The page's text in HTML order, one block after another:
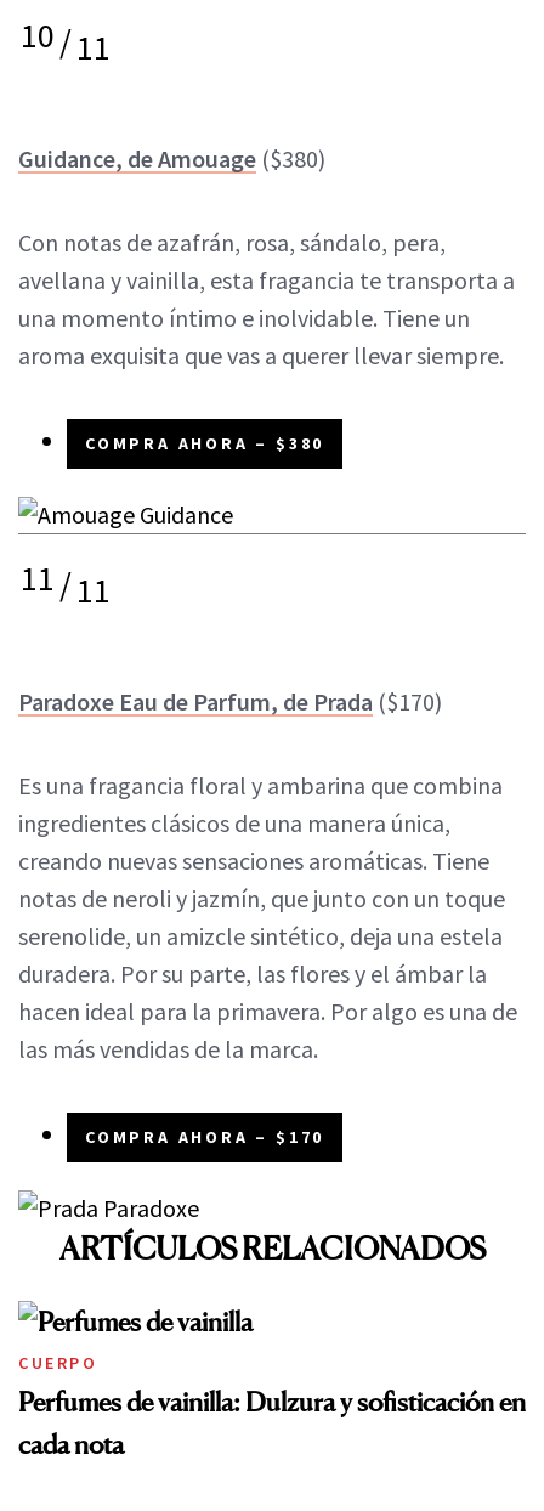
10/11
Guidance, de Amouage ($380)
Con notas de azafrán, rosa, sándalo, pera,
avellana y vainilla, esta fragancia te transporta a
una momento íntimo e inolvidable. Tiene un
aroma exquisita que vas a querer llevar siempre.
COMPRA AHORA – $380
11/11
Paradoxe Eau de Parfum, de Prada ($170)
Es una fragancia floral y ambarina que combina
ingredientes clásicos de una manera única,
creando nuevas sensaciones aromáticas. Tiene
notas de neroli y jazmín, que junto con un toque
serenolide, un amizcle sintético, deja una estela
duradera. Por su parte, las flores y el ámbar la
hacen ideal para la primavera. Por algo es una de
las más vendidas de la marca.
COMPRA AHORA – $170
ARTÍCULOS RELACIONADOS
CUERPO
Perfumes de vainilla: Dulzura y sofisticación en
cada nota